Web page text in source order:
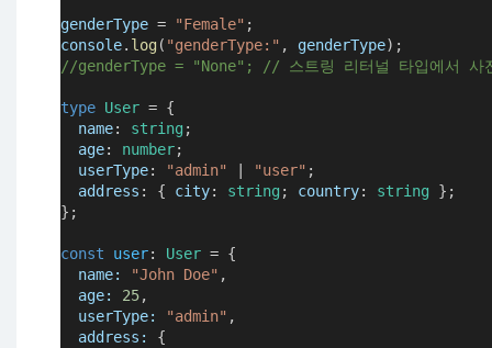
genderType = "Female" ;
console. log( "genderType:" , genderType);
//genderType = "None"; // 스트링 리터널 타입에서 사
type User = {
name: string ;
age: number;
userType: "admin" "user" ;
address : { city: string ; country: string };
};
const user: User = {
name: "John Doe" ,
age: 25,
userType: "admin" ,
address :
{